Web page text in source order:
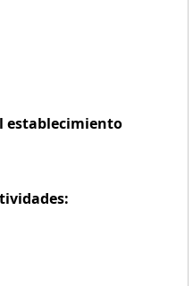
establecimiento